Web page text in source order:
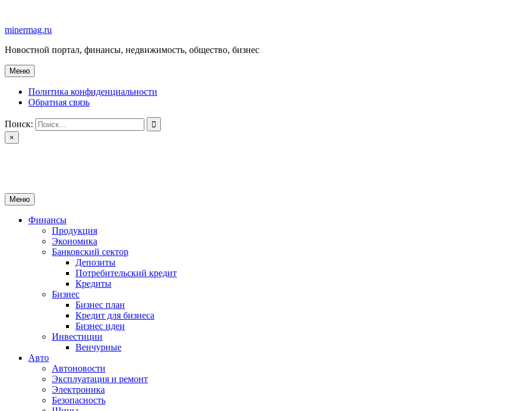
содержимому
minermag.ru
Новостной портал, финансы, недвижимость, общество, бизнес
Меню
Политика конфиденциальности
Обратная связь
Поиск:
×
Меню
Финансы
Продукция
Экономика
Банковский сектор
Депозиты
Потребительский кредит
Кредиты
Бизнес
Бизнес план
Кредит для бизнеса
Бизнес идеи
Инвестиции
Венчурные
Авто
Автоновости
Эксплуатация и ремонт
Электроника
Безопасность